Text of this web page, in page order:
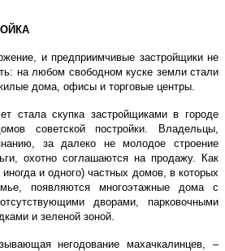
и предприимчивые застройщики не
на любом свободном куске земли стали
дома, офисы и торговые центры.
стала скупка застройщиками в городе
советской постройки. Владельцы,
за далеко не молодое строение
охотно соглашаются на продажу. Как
и одного) частных домов, в которых
появляются многоэтажные дома с
дворами, парковочными
и зеленой зоной.
негодование махачкалинцев, –